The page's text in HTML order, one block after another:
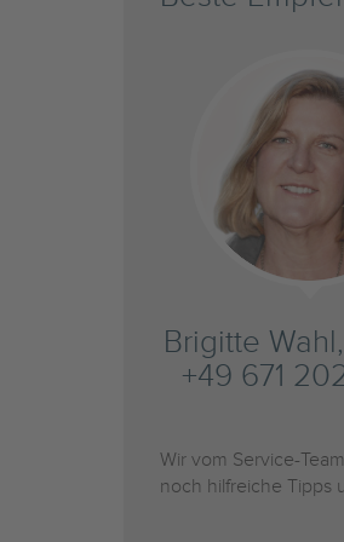
Brigitte
+49 671
Wir vom Service-
noch hilfreiche Tipps